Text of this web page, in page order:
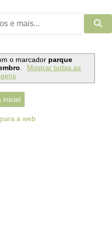
o marcador parque
.
Mostrar todas as
inicial
a web